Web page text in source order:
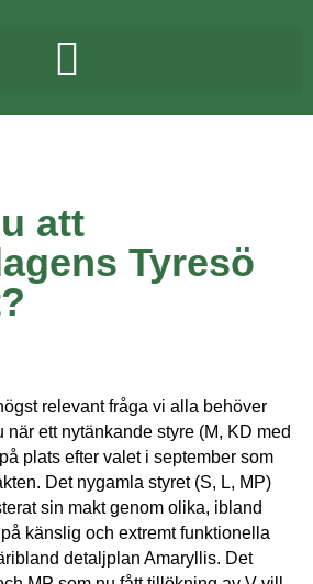
att
Tyresö
relevant fråga vi alla behöver
när ett nytänkande styre (M, KD med
plats efter valet i september som
Det nygamla styret (S, L, MP)
sin makt genom olika, ibland
känslig och extremt funktionella
detaljplan Amaryllis. Det